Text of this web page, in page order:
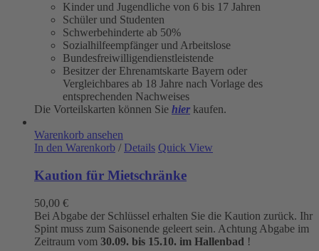
Kinder und Jugendliche von 6 bis 17 Jahren
Schüler und Studenten
Schwerbehinderte ab 50%
Sozialhilfeempfänger und Arbeitslose
Bundesfreiwilligendienstleistende
Besitzer der Ehrenamtskarte Bayern oder
Vergleichbares ab 18 Jahre nach Vorlage des
entsprechenden Nachweises
Die Vorteilskarten können Sie hier kaufen.
Warenkorb ansehen
In den Warenkorb / Details Quick View
Kaution für Mietschränke
50,00 €
Bei Abgabe der Schlüssel erhalten Sie die Kaution zurück. Ihr
Spint muss zum Saisonende geleert sein. Achtung Abgabe im
Zeitraum vom 30.09. bis 15.10. im Hallenbad !